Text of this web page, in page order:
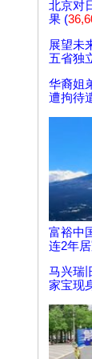
北京对
果 (
展望未
五省独
华裔姐
遭拘待
富裕中
连2年
马兴瑞
家宝现